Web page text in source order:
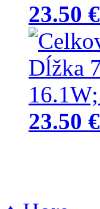
23.50 €
23.50 €